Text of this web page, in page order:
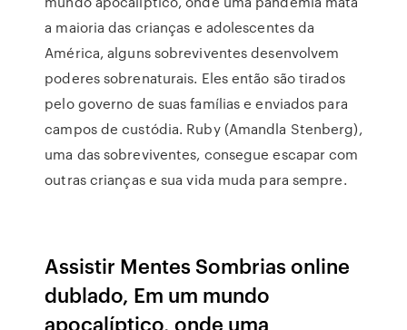
a maioria das crianças e adolescentes da
América, alguns sobreviventes desenvolvem
poderes sobrenaturais. Eles então são tirados
pelo governo de suas famílias e enviados para
campos de custódia. Ruby (Amandla Stenberg),
uma das sobreviventes, consegue escapar com
outras crianças e sua vida muda para sempre.
Assistir Mentes Sombrias online
dublado, Em um mundo
apocalíptico, onde uma